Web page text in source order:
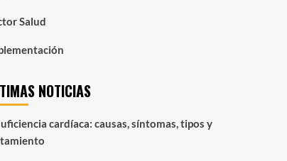
Salud
NOTICIAS
cardíaca: causas, síntomas, tipos y